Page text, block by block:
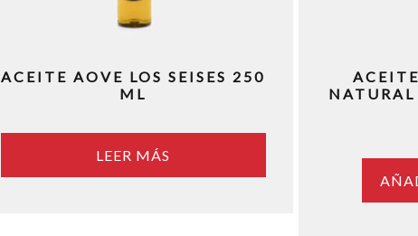
ACEITE AOVE LOS SEISES 250
ML
LEER MÁS
NATURAL